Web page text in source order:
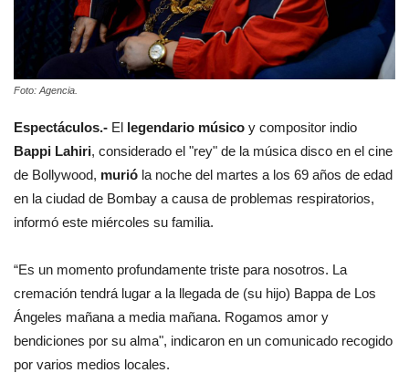
Foto: Agencia.
Espectáculos.- El legendario músico y compositor indio
Bappi Lahiri, considerado el "rey" de la música disco en el cine
de Bollywood, murió la noche del martes a los 69 años de edad
en la ciudad de Bombay a causa de problemas respiratorios,
informó este miércoles su familia.
“Es un momento profundamente triste para nosotros. La
cremación tendrá lugar a la llegada de (su hijo) Bappa de Los
Ángeles mañana a media mañana. Rogamos amor y
bendiciones por su alma", indicaron en un comunicado recogido
por varios medios locales.